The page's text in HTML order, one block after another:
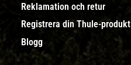
Reklamation och retur
Registrera din Thule-produkt
Blogg